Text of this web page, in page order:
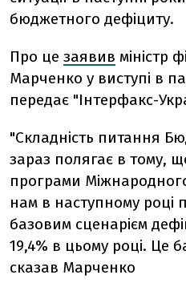
бюджетного дефіциту.
Про це заявив міністр
Марченко у виступі в
передає "Інтерфакс-
"Складність питання
зараз полягає в тому,
програми
нам в наступному році
базовим сценарієм
19,4% в цьому році. Це
сказав Марченко